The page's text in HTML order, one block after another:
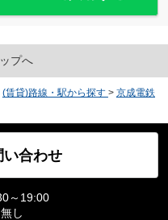
プへ
(賃貸)路線・駅から探す > 京成電鉄
い合わせ
～19:00
無し